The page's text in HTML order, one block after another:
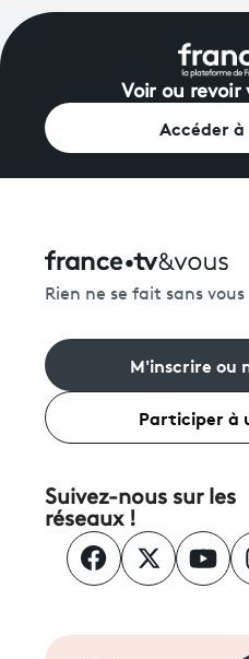
Voir ou revoir
Accéder
Rien ne se fait sans vous
M'inscrire ou
Participer à
Suivez-nous sur les
réseaux !